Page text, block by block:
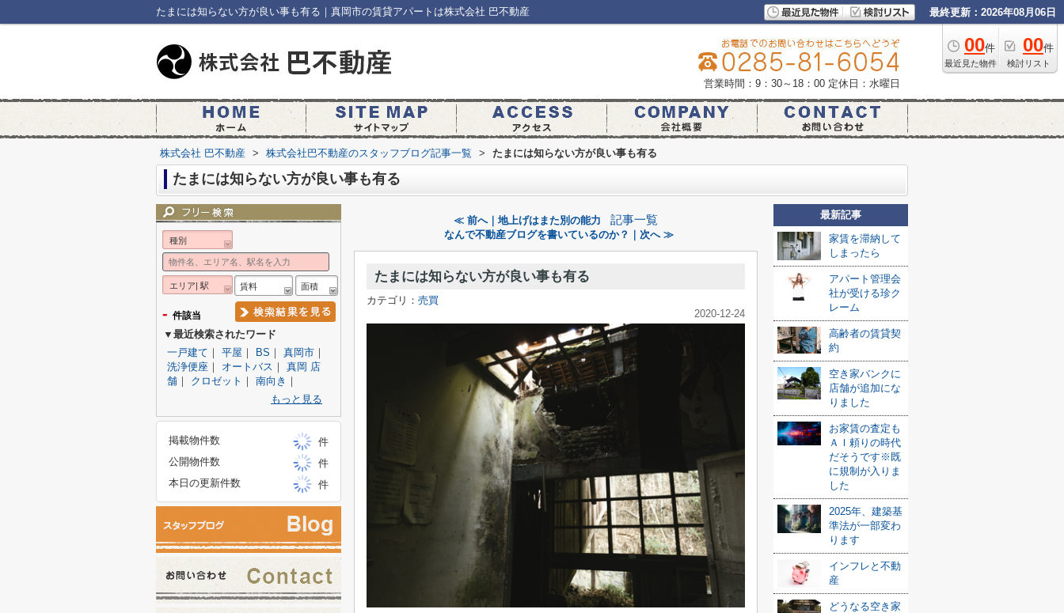
たまには知らない方が良い事も有る｜真岡市の賃貸アパートは株式会社 巴不動産 最終更新：2026年08月06日
00件
最近見た物件
00件
検討リスト
営業時間：9：30～18：00 定休日：水曜日
株式会社 巴不動産 > 株式会社巴不動産のスタッフブログ記事一覧 > たまには知らない方が良い事も有る
たまには知らない方が良い事も有る
≪ 前へ｜地上げはまた別の能力 記事一覧
なんで不動産ブログを書いているのか？｜次へ ≫
たまには知らない方が良い事も有る
カテゴリ： 売買
2020-12-24
最新記事
家賃を滞納して
しまったら
アパート管理会
社が受ける珍ク
レーム
高齢者の賃貸契
約
空き家バンクに
店舗が追加にな
りました
お家賃の査定も
ＡＩ頼りの時代
だそうです※既
に規制が入りま
した
2025年、建築基
準法が一部変わ
ります
インフレと不動
産
どうなる空き家
種別
エリア| 駅 賃料 面積
- 件該当
▼最近検索されたワード
一戸建て ｜ 平屋 ｜ BS ｜ 真岡市 ｜
洗浄便座 ｜ オートバス ｜ 真岡 店
舗 ｜ クロゼット ｜ 南向き ｜
もっと見る
掲載物件数
件
公開物件数
件
本日の更新件数
件